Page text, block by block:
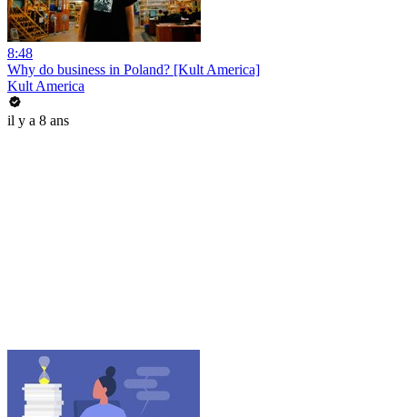
8:48
Why do business in Poland? [Kult America]
Kult America
il y a 8 ans